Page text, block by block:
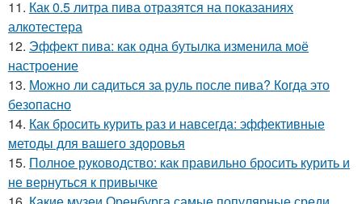
11. Как 0.5 литра пива отразятся на показаниях
алкотестера
12. Эффект пива: как одна бутылка изменила моё
настроение
13. Можно ли садиться за руль после пива? Когда это
безопасно
14. Как бросить курить раз и навсегда: эффективные
методы для вашего здоровья
15. Полное руководство: как правильно бросить курить и
не вернуться к привычке